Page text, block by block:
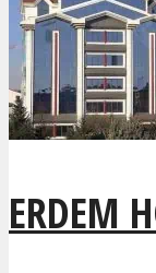
ERDEM